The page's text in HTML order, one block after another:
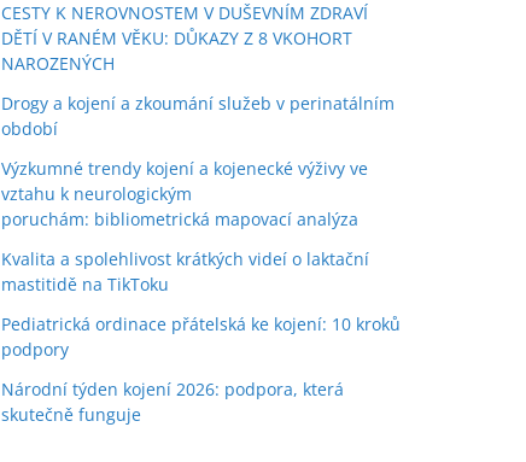
CESTY K NEROVNOSTEM V DUŠEVNÍM ZDRAVÍ
DĚTÍ V RANÉM VĚKU: DŮKAZY Z 8 VKOHORT
NAROZENÝCH
Drogy a kojení a zkoumání služeb v perinatálním
období
Výzkumné trendy kojení a kojenecké výživy ve
vztahu k neurologickým
poruchám: bibliometrická mapovací analýza
Kvalita a spolehlivost krátkých videí o laktační
mastitidě na TikToku
Pediatrická ordinace přátelská ke kojení: 10 kroků
podpory
Národní týden kojení 2026: podpora, která
skutečně funguje